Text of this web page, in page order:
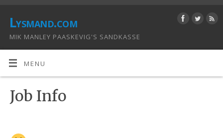
Lysmand.com
MIK MANLEY PAASKEVIG'S SANDKASSE
MENU
Job Info